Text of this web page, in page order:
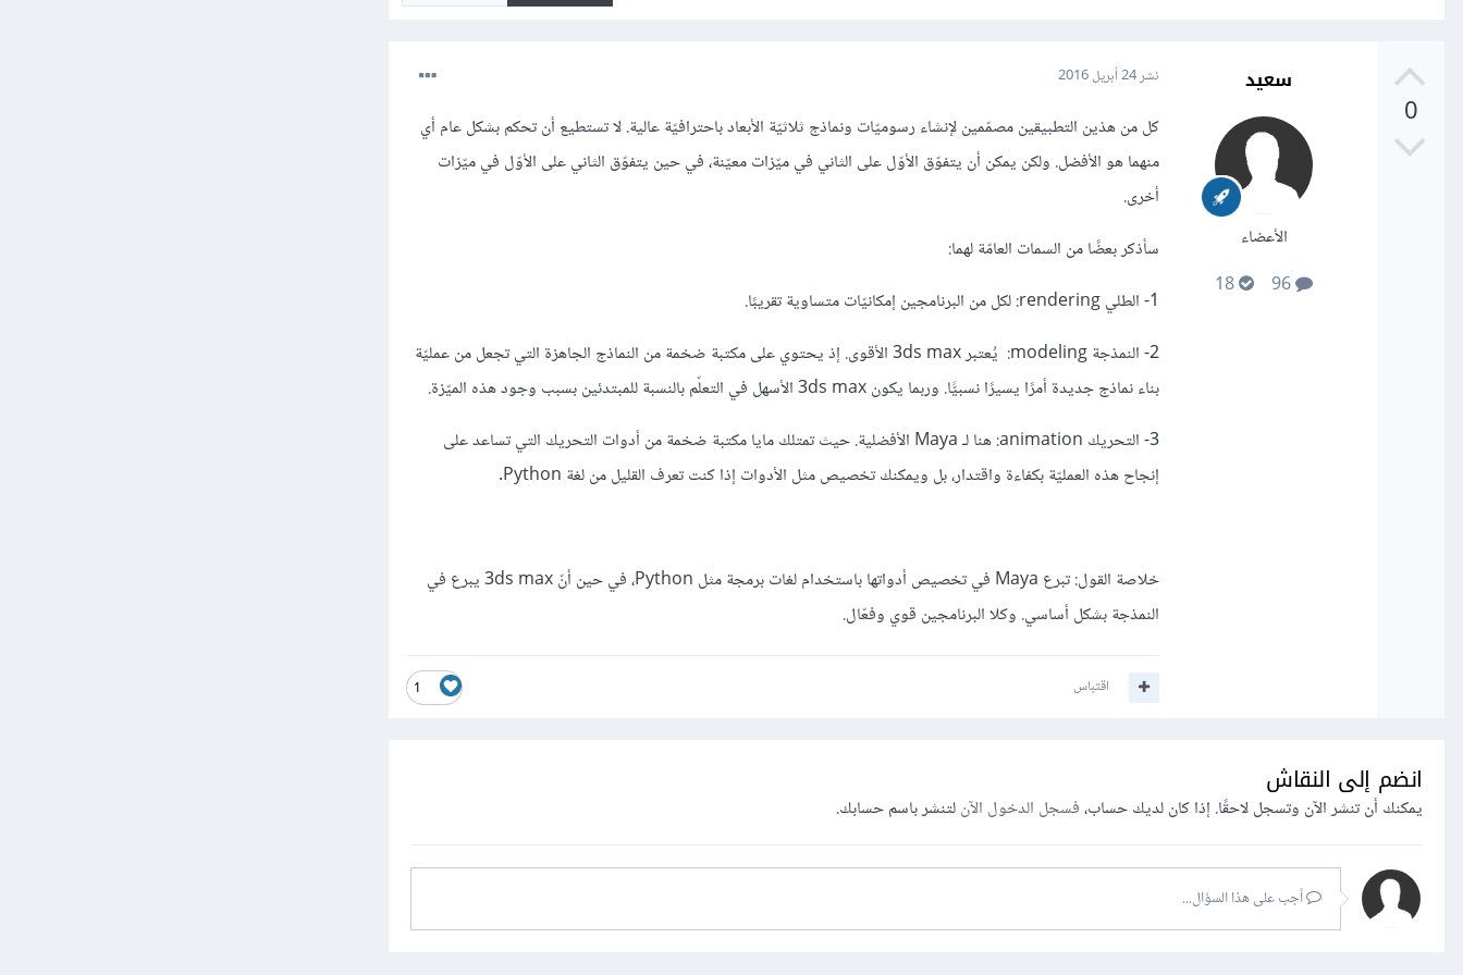
0
سعيد
الأعضاء
نشر24 أبريل 2016
كل من هذين التطبيقين مصمّمين لإنشاء رسوميّات ونماذج ثلاثيّة الأبعاد باحترافيّة عالية. لا تستطيع أن تحكم بشكل عام أي
منهما هو الأفضل. ولكن يمكن أن يتفوّق الأوّل على الثاني في ميّزات معيّنة، في حين يتفوّق الثاني على الأوّل في ميّزات
أخرى.
سأذكر بعضًا من السمات العامّة لهما:
1- الطلي rendering: لكل من البرنامجين إمكانيّات متساوية تقريبًا.
2- النمذجة modeling: يُعتبر 3ds max الأقوى. إذ يحتوي على مكتبة ضخمة من النماذج الجاهزة التي تجعل من عمليّة
بناء نماذج جديدة أمرًا يسيرًا نسبيًّا. وربما يكون 3ds max الأسهل في التعلّم بالنسبة للمبتدئين بسبب وجود هذه الميّزة.
3- التحريك animation: هنا لـ Maya الأفضلية. حيث تمتلك مايا مكتبة ضخمة من أدوات التحريك التي تساعد على
إنجاح هذه العمليّة بكفاءة واقتدار، بل ويمكنك تخصيص مثل الأدوات إذا كنت تعرف القليل من لغة Python.
خلاصة القول: تبرع Maya في تخصيص أدواتها باستخدام لغات برمجة مثل Python، في حين أنّ 3ds max يبرع في
النمذجة بشكل أساسي. وكلا البرنامجين قوي وفعّال.
1 اقتباس
انضم إلى النقاش
يمكنك أن تنشر الآن وتسجل لاحقًا. إذا كان لديك حساب،فسجل الدخول الآنلتنشر باسم حسابك.
أجب على هذا السؤال...